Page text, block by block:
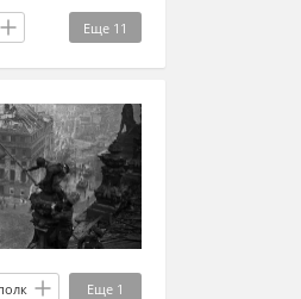
Еще 11
Еще 1